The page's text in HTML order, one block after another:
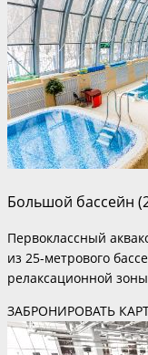
Большой бассейн
Первоклассный
из 25-метрового
релаксационной
ЗАБРОНИРОВАТЬ